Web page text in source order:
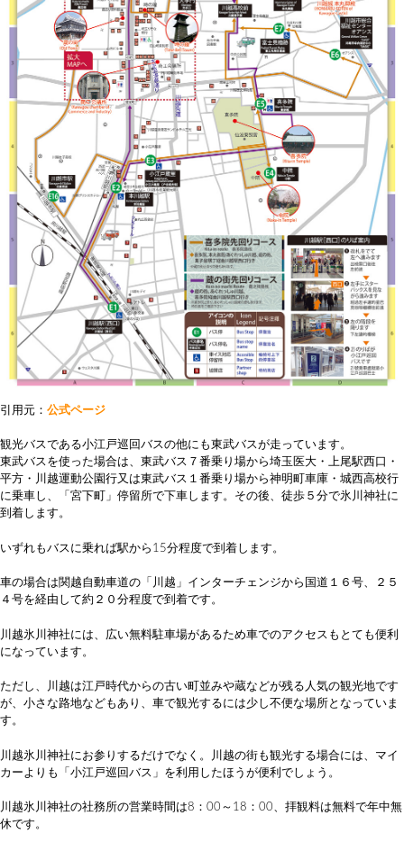
引用元： 公式ページ
観光バスである小江戸巡回バスの他にも東武バスが走っています。
東武バスを使った場合は、東武バス７番乗り場から埼玉医大・上尾駅西口・
平方・川越運動公園行又は東武バス１番乗り場から神明町車庫・城西高校行
に乗車し、「宮下町」停留所で下車します。その後、徒歩５分で氷川神社に
到着します。
いずれもバスに乗れば駅から15分程度で到着します。
車の場合は関越自動車道の「川越」インターチェンジから国道１６号、２５
４号を経由して約２０分程度で到着です。
川越氷川神社には、広い無料駐車場があるため車でのアクセスもとても便利
になっています。
ただし、川越は江戸時代からの古い町並みや蔵などが残る人気の観光地です
が、小さな路地などもあり、車で観光するには少し不便な場所となっていま
す。
川越氷川神社にお参りするだけでなく。川越の街も観光する場合には、マイ
カーよりも「小江戸巡回バス」を利用したほうが便利でしょう。
川越氷川神社の社務所の営業時間は8：00～18：00、拝観料は無料で年中無
休です。